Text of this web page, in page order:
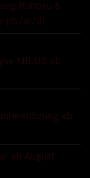
Rohbau &
(m/w/d)
MB.OS ab
ab
ab August